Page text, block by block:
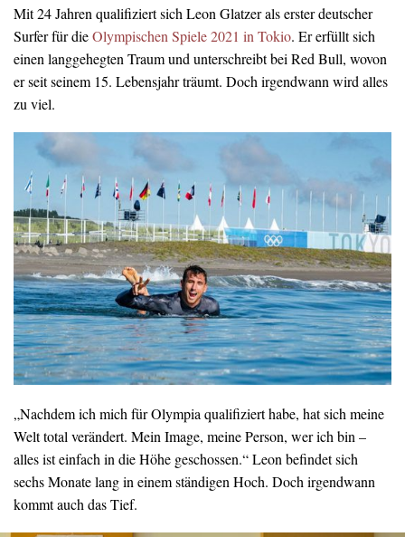
Mit 24 Jahren qualifiziert sich Leon Glatzer als erster deutscher
Surfer für dieOlympischen Spiele 2021 in Tokio. Er erfüllt sich
einen langgehegten Traum und unterschreibt bei Red Bull, wovon
er seit seinem 15. Lebensjahr träumt. Doch irgendwann wird alles
zu viel.
„Nachdem ich mich für Olympia qualifiziert habe, hat sich meine
Welt total verändert. Mein Image, meine Person, wer ich bin –
alles ist einfach in die Höhe geschossen.“ Leon befindet sich
sechs Monate lang in einem ständigen Hoch. Doch irgendwann
kommt auch das Tief.